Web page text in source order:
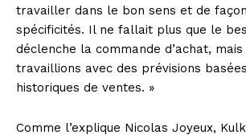
travailler dans le bon sens et de
spécificités. Il ne fallait plus que le
déclenche la commande d’achat, mais
travaillions avec des prévisions
historiques de ventes. »
Comme l’explique Nicolas Joyeux,